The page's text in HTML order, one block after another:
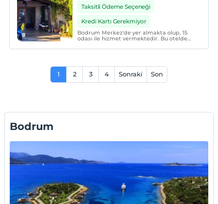
Taksitli Ödeme Seçeneği
Kredi Kartı Gerekmiyor
Bodrum Merkez'de yer almakta olup, 15
odası ile hizmet vermektedir. Bu otelde
yakın olduğunuz kadar, Gümbet'in pırıl
1 2 3 4 Sonraki Son
Bodrum